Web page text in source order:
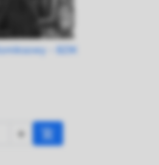
podgląd- BZIK

Dodaj do koszyka